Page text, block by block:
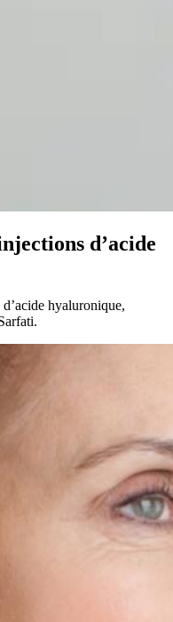
d’acide
hyaluronique,